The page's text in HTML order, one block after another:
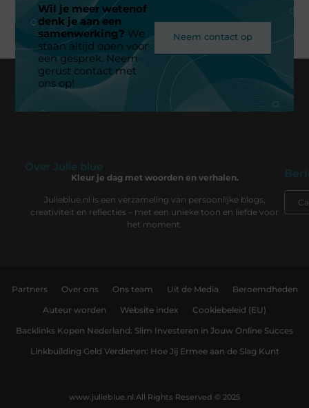
Wil je meer wetenof
denk je aan een
samenwerking? We
staan altijd open voor
een gesprek. Neem
gerust contact met
ons op!
Neem contact op
Over Julie blue
Kleur je dag met woorden en verhalen.
Julieblue.nl is een verzameling van persoonlijke blogs,
creativiteit en reflecties – met een unieke toon en liefde voor
het moment.
Partners Over ons Ons team Uit de Media Beroemdheden
Auteur worden Website index Cookiebeleid (EU)
Backlinks Kopen Nederland: Slim Investeren in Jouw Online Succes
Linkbuilding Geld Verdienen: Hoe Jij Ermee aan de Slag Kunt
All Rights Reserved © 2025
www.julieblue.nl.